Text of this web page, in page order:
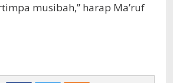
musibah,” harap Ma’ruf